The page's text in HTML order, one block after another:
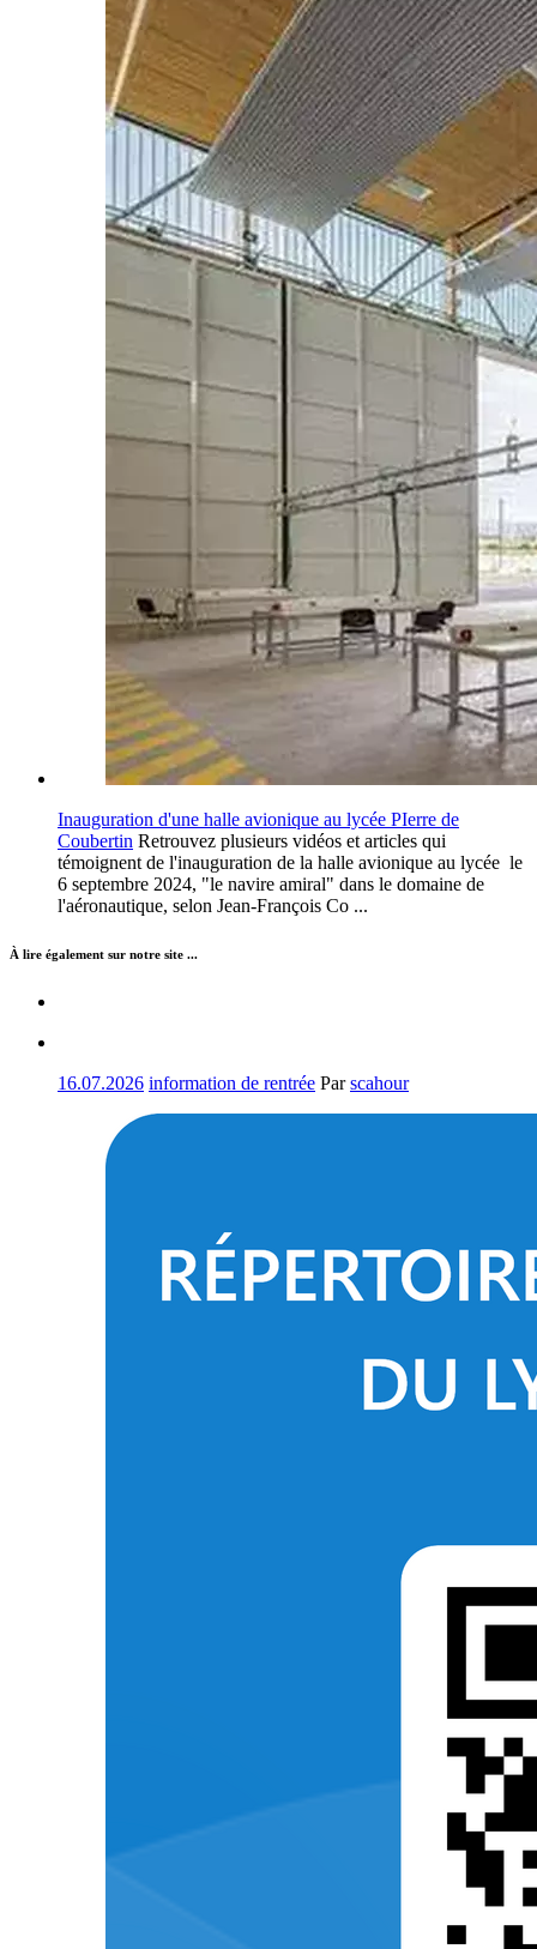
Inauguration d'une halle avionique au lycée PIerre de
Coubertin Retrouvez plusieurs vidéos et articles qui
témoignent de l'inauguration de la halle avionique au lycée le
6 septembre 2024, "le navire amiral" dans le domaine de
l'aéronautique, selon Jean-François Co ...
À lire également sur notre site ...
16.07.2026 information de rentrée Parscahour